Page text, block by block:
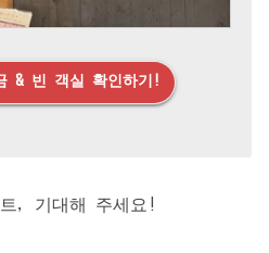
& 빈 객실 확인하기!
, 기대해 주세요!